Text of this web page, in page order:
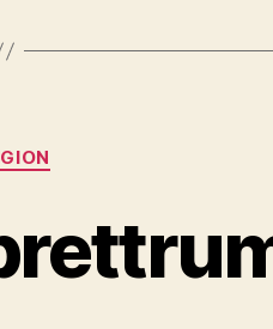
Kategorier